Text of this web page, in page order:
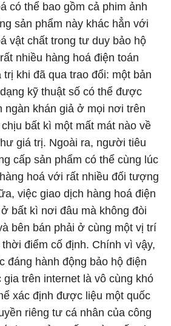
có thể bao gồm cả phim ảnh
sản phẩm này khác hẳn với
vật chất trong tư duy bảo hộ
nhiều hàng hoá điện toán
trị khi đã qua trao đổi: một bản
kỹ thuật số có thể được
ngàn khán giả ở mọi nơi trên
bất kì một mất mát nào về
giá trị. Ngoài ra, người tiêu
cấp sản phẩm có thể cùng lúc
hoá với rất nhiều đối tượng
việc giao dịch hàng hoá điện
bất kì nơi đâu mà không đòi
bên bán phải ở cùng một vị trí
điểm cố định. Chính vì vậy,
đáng hành động bảo hộ điện
gia trên internet là vô cùng khó
xác định được liệu một quốc
riêng tư cá nhân của công